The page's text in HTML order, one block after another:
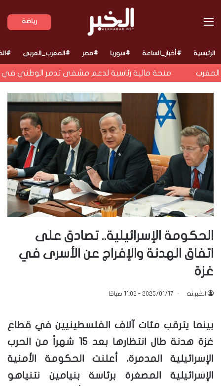
رياضة القائمة
الرئيسية #أخبار_الساعة #سوريا #مصر #المغرب_العربي
منحة مالية رئاسية لدعم مشفى تدمر الوطني في
الحكومة الإسرائيلية.. تصادق على
اتفاق الهدنة والإفراج عن الأسرى في
غزة
الخبر.نت 2025/01/17 - 11:02 صباحًا
بينما يترقب مئات آلاف الفلسطينيين في قطاع
غزة هدنة طال انتظارها بعد 15 شهراً من الحرب
الإسرائيلية المدمرة، أعلنت الحكومة الأمنية
الإسرائيلية المصغرة برئاسة بنيامين نتنياهو